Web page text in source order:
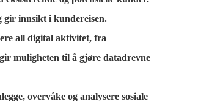
gir innsikt i kundereisen.
all digital aktivitet, fra
muligheten til å gjøre datadrevne
overvåke og analysere sosiale